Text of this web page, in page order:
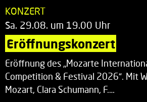
KONZERT
Sa. 29.08. um 19.00 Uhr
Eröffnungskonzert
Eröffnung des „Mozarte
Competition & Festival 2026“. Mit
Mozart, Clara Schumann, F.…